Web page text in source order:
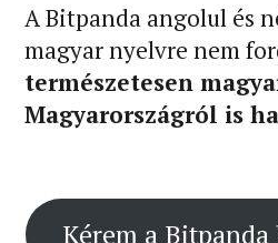
A Bitpanda angolul és
magyar nyelvre nem
természetesen
Magyarországról is
Kérem a